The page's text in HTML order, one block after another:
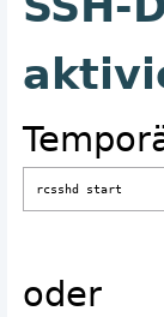
rcsshd start
oder